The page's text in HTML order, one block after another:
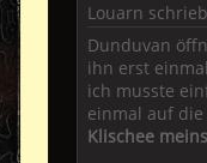
Louarn
Dunduvan
ihn erst
ich musste
einmal auf
Klischee